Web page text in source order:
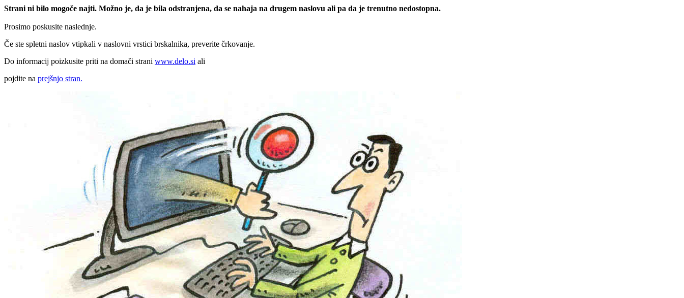
Strani ni bilo mogoče najti. Možno je, da je bila odstranjena, da se nahaja na drugem naslovu ali pa da je trenutno nedostopna.
Prosimo poskusite naslednje.
Če ste spletni naslov vtipkali v naslovni vrstici brskalnika, preverite črkovanje.
Do informacij poizkusite priti na domači strani www.delo.si ali
pojdite na prejšnjo stran.